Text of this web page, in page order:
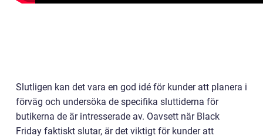
Slutligen kan det vara en god idé för kunder att planera i
förväg och undersöka de specifika sluttiderna för
butikerna de är intresserade av. Oavsett när Black
Friday faktiskt slutar, är det viktigt för kunder att